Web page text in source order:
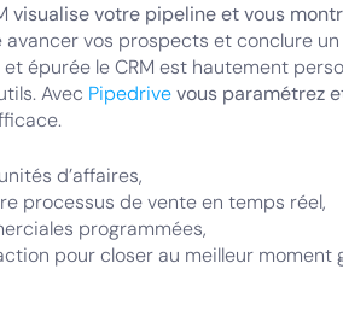
visualise votre pipeline et vous
avancer vos prospects et conclure
épurée le CRM est hautement
Avec Pipedrivevous paramétrez
d’affaires,
processus de vente en temps réel,
programmées,
pour closer au meilleur moment